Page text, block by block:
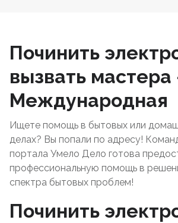
Починить
вызвать
Международная
Ищете помощь в бытовых или
делах? Вы попали по адресу!
портала Умело Дело готова
профессиональную помощь в
спектра бытовых проблем!
Починить